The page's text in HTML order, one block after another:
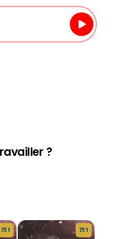
?
75 1 75 1